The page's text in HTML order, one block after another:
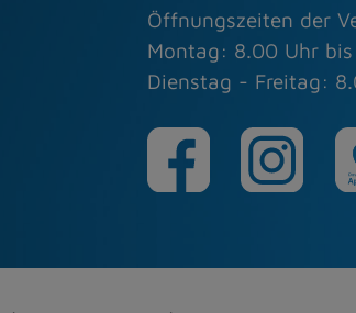
Öffnungszeiten der
Montag: 8.00 Uhr
Dienstag - Freitag: